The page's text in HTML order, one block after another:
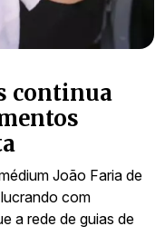
continua
João Faria de
com
a rede de guias de